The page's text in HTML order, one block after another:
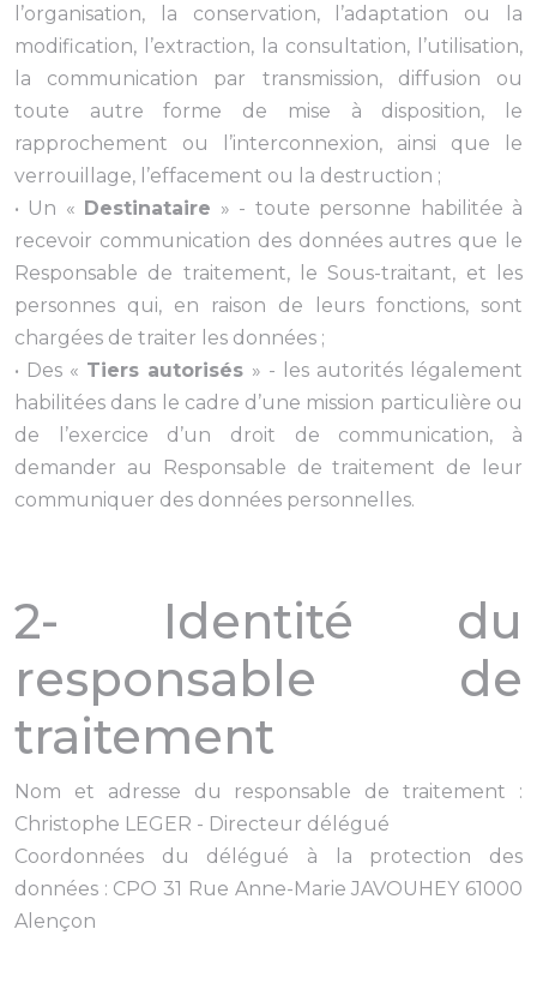
l’organisation, la conservation, l’adaptation ou la
modification, l’extraction, la consultation, l’utilisation,
la communication par transmission, diffusion ou
toute autre forme de mise à disposition, le
rapprochement ou l’interconnexion, ainsi que le
verrouillage, l’effacement ou la destruction ;
• Un « Destinataire » - toute personne habilitée à
recevoir communication des données autres que le
Responsable de traitement, le Sous-traitant, et les
personnes qui, en raison de leurs fonctions, sont
chargées de traiter les données ;
• Des « Tiers autorisés » - les autorités légalement
habilitées dans le cadre d’une mission particulière ou
de l’exercice d’un droit de communication, à
demander au Responsable de traitement de leur
communiquer des données personnelles.
2- Identité du
responsable de
traitement
Nom et adresse du responsable de traitement :
Christophe LEGER - Directeur délégué
Coordonnées du délégué à la protection des
données : CPO 31 Rue Anne-Marie JAVOUHEY 61000
Alençon